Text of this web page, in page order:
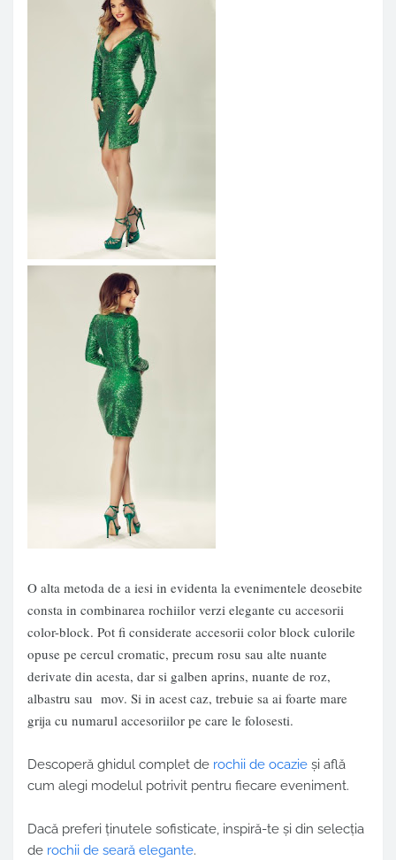
O alta metoda de a iesi in evidenta la evenimentele deosebite
consta in combinarea rochiilor verzi elegante cu accesorii
color-block. Pot fi considerate accesorii color block culorile
opuse pe cercul cromatic, precum rosu sau alte nuante
derivate din acesta, dar si galben aprins, nuante de roz,
albastru sau mov. Si in acest caz, trebuie sa ai foarte mare
grija cu numarul accesoriilor pe care le folosesti.
Descoperă ghidul complet de rochii de ocazie și află
cum alegi modelul potrivit pentru fiecare eveniment.
Dacă preferi ținutele sofisticate, inspiră-te și din selecția
de rochii de seară elegante.